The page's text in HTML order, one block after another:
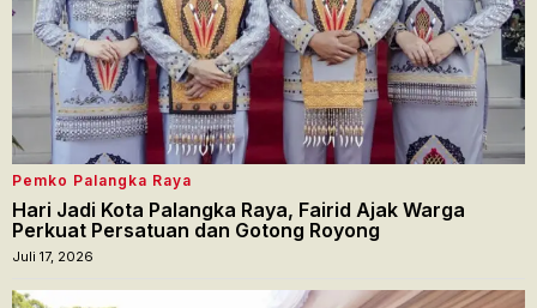
Pemko Palangka Raya
Hari Jadi Kota Palangka Raya, Fairid Ajak Warga
Perkuat Persatuan dan Gotong Royong
Juli 17, 2026